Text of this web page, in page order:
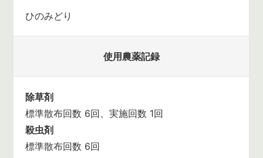
ひのみどり
使用農薬記録
除草剤
標準散布回数 6回、実施回数 1回
殺虫剤
標準散布回数 6回